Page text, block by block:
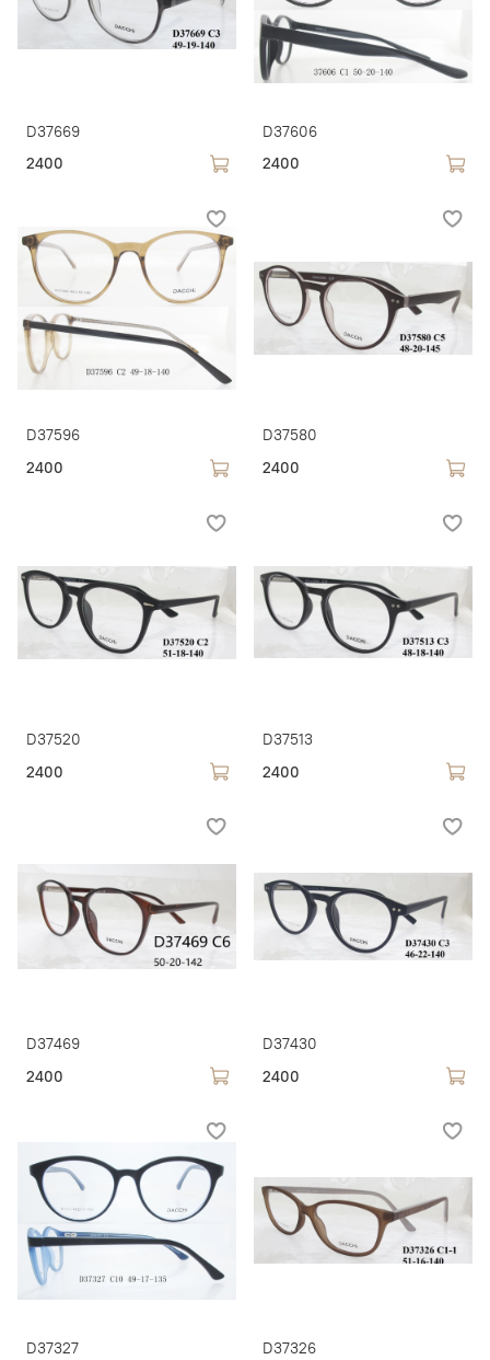
D37669
2400
D37606
2400
D37596
2400
D37580
2400
D37520
2400
D37513
2400
D37469
2400
D37430
2400
D37327 D37326